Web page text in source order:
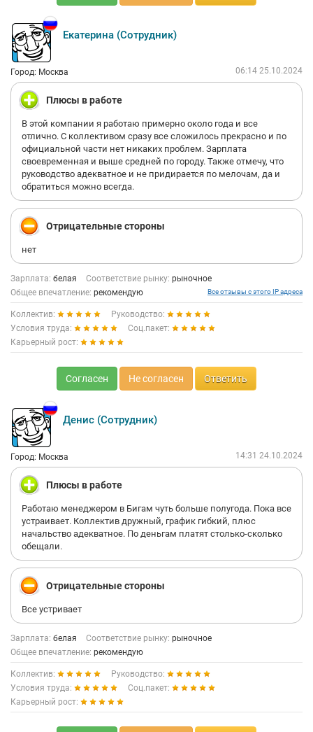
Екатерина (Сотрудник)
Город: Москва 06:14 25.10.2024
Плюсы в работе
В этой компании я работаю примерно около года и все
отлично. С коллективом сразу все сложилось прекрасно и по
официальной части нет никаких проблем. Зарплата
своевременная и выше средней по городу. Также отмечу, что
руководство адекватное и не придирается по мелочам, да и
обратиться можно всегда.
Отрицательные стороны
нет
Зарплата: белая Соответствие рынку: рыночное
Общее впечатление: рекомендую Все отзывы с этого IP адреса
Коллектив:
Руководство:
Условия труда:
Соц.пакет:
Карьерный рост:
Согласен Не согласен Ответить
Денис (Сотрудник)
Город: Москва 14:31 24.10.2024
Плюсы в работе
Работаю менеджером в Бигам чуть больше полугода. Пока все
устраивает. Коллектив дружный, график гибкий, плюс
начальство адекватное. По деньгам платят столько-сколько
обещали.
Отрицательные стороны
Все устривает
Зарплата: белая Соответствие рынку: рыночное
Общее впечатление: рекомендую
Коллектив:
Руководство:
Условия труда:
Соц.пакет:
Карьерный рост: